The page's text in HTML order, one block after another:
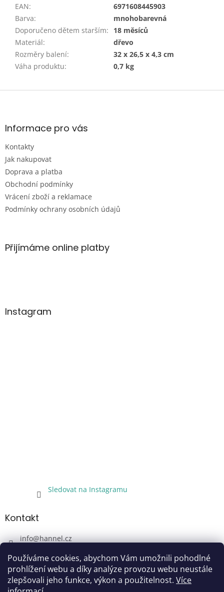
Používáme cookies, abychom Vám umožnili pohodlné
prohlížení webu a díky analýze provozu webu neustále
zlepšovali jeho funkce, výkon a použitelnost. Více
EAN:
6971608445903
Barva:
mnohobarevná
Doporučeno dětem starším:
18 měsíců
Materiál:
dřevo
Rozměry balení:
32 x 26,5 x 4,3 cm
Váha produktu: 0,7 kg
Z
aInformace pro vás
Kontakty
Jak nakupovat
Doprava a platba
Obchodní podmínky
Vrácení zboží a reklamace
Podmínky ochrany osobních údajů
Přijímáme online platby
Instagram
Sledovat na Instagramu
Kontakt
info@hannel.cz
+420733345621
Sledujte nás!
hannel.cz